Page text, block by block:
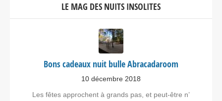
LE MAG DES NUITS INSOLITES
Bons cadeaux nuit bulle Abracadaroom
10 décembre 2018
Les fêtes approchent à grands pas, et peut-être n’